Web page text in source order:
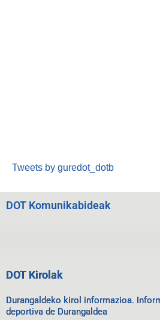
Tweets by guredot_dotb
DOT Komunikabideak
DOT Kirolak
Durangaldeko kirol informazioa.
deportiva de Durangaldea